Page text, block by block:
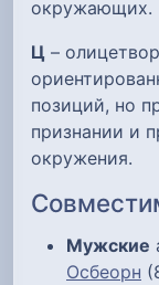
окружающих.
Ц –
позиций, но
признании и
окружения.
Мужские
Осбеорн